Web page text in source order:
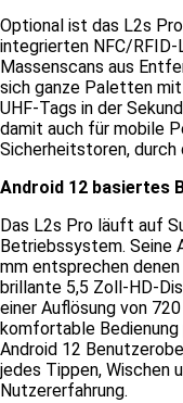
Optional ist das L2s
integrierten NFC/
Massenscans aus
sich ganze Paletten
UHF-Tags in der
damit auch für mobile
Sicherheitstoren, durch
Android 12 basiertes
Das L2s Pro läuft auf
Betriebssystem. Seine
mm entsprechen
brillante 5,5 Zoll-HD-
einer Auflösung von
komfortable Bedienung
Android 12
jedes Tippen, Wischen
Nutzererfahrung.